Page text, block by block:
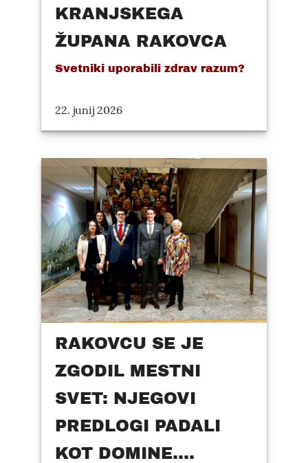
KRANJSKEGA
ŽUPANA RAKOVCA
Svetniki uporabili zdrav razum?
22. junij 2026
RAKOVCU SE JE
ZGODIL MESTNI
SVET: NJEGOVI
PREDLOGI PADALI
KOT DOMINE....